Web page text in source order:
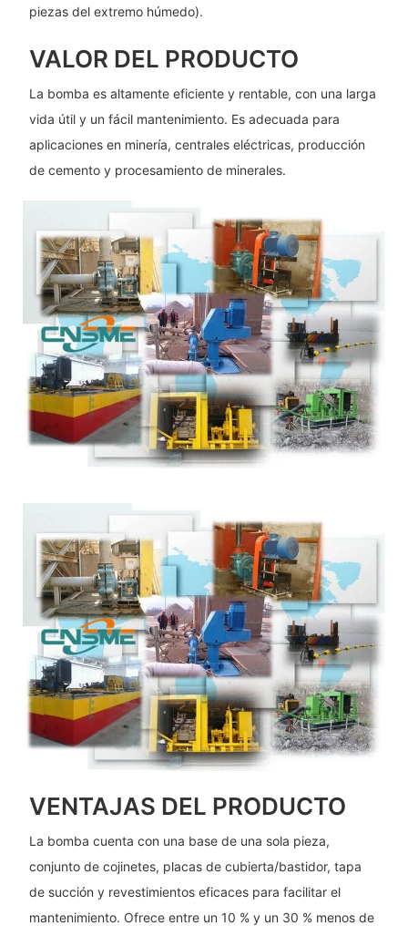
piezas del extremo húmedo).
VALOR DEL PRODUCTO
La bomba es altamente eficiente y rentable, con una larga
vida útil y un fácil mantenimiento. Es adecuada para
aplicaciones en minería, centrales eléctricas, producción
de cemento y procesamiento de minerales.
VENTAJAS DEL PRODUCTO
La bomba cuenta con una base de una sola pieza,
conjunto de cojinetes, placas de cubierta/bastidor, tapa
de succión y revestimientos eficaces para facilitar el
mantenimiento. Ofrece entre un 10 % y un 30 % menos de